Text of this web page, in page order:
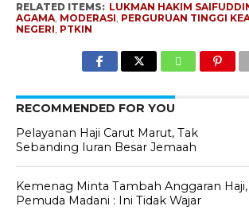
RELATED ITEMS: LUKMAN HAKIM
AGAMA, MODERASI, PERGURUAN TINGGI
NEGERI, PTKIN
RECOMMENDED FOR YOU
Pelayanan Haji Carut Marut, Tak
Sebanding Iuran Besar Jemaah
Kemenag Minta Tambah Anggaran Haji,
Pemuda Madani : Ini Tidak Wajar